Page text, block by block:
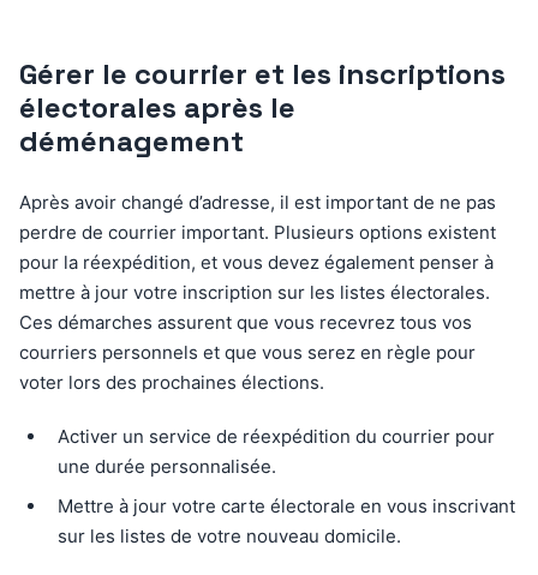
Gérer le courrier et les inscriptions
électorales après le
déménagement
Après avoir changé d’adresse, il est important de ne pas
perdre de courrier important. Plusieurs options existent
pour la réexpédition, et vous devez également penser à
mettre à jour votre inscription sur les listes électorales.
Ces démarches assurent que vous recevrez tous vos
courriers personnels et que vous serez en règle pour
voter lors des prochaines élections.
Activer un service de réexpédition du courrier pour
une durée personnalisée.
Mettre à jour votre carte électorale en vous inscrivant
sur les listes de votre nouveau domicile.